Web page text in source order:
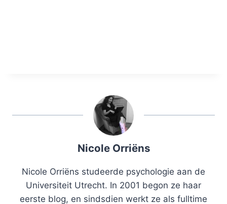
Nicole Orriëns
Nicole Orriëns studeerde psychologie aan de
Universiteit Utrecht. In 2001 begon ze haar
eerste blog, en sindsdien werkt ze als fulltime